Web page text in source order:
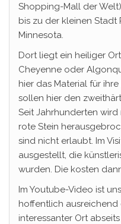
Shopping-Mall der
bis zu der kleinen Stadt
Minnesota.
Dort liegt ein heiliger
Cheyenne oder
hier das Material für
sollen hier den
Seit Jahrhunderten
rote Stein
sind nicht erlaubt. Im
ausgestellt, die
wurden. Die kosten
Im Youtube-Video ist
hoffentlich ausreichend
interessanter Ort